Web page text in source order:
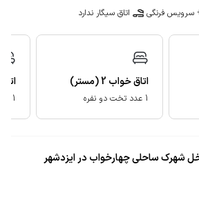
سرویس فرنگی اتاق سیگار ندارد
اتاق خواب 2(مستر)
1 عدد تخت دو نفره 1 عدد تخت دو نفره
شهرک ساحلی چهارخواب در ایزدشهر